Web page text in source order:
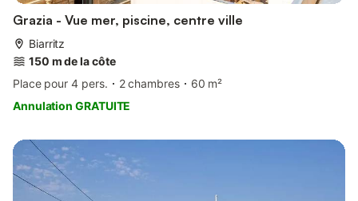
Grazia - Vue mer, piscine, centre ville
Biarritz
150 m de la côte
Place pour 4 pers.
2 chambres
60 m²
Annulation GRATUITE